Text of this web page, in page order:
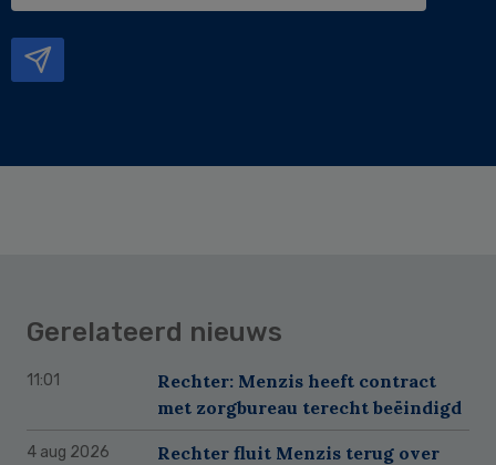
Gerelateerd nieuws
11:01
Rechter: Menzis heeft contract
met zorgbureau terecht beëindigd
4 aug 2026
Rechter fluit Menzis terug over